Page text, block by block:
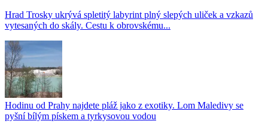
Hrad Trosky ukrývá spletitý labyrint plný slepých uliček a vzkazů
vytesaných do skály. Cestu k obrovskému...
Hodinu od Prahy najdete pláž jako z exotiky. Lom Maledivy se
pyšní bílým pískem a tyrkysovou vodou